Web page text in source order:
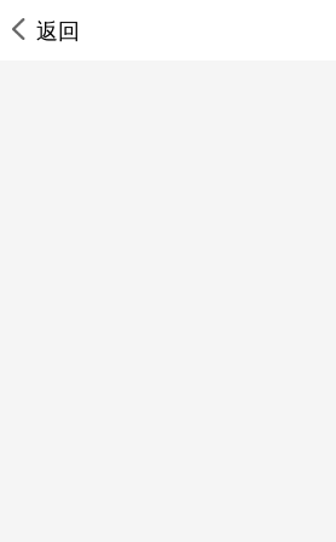
返回